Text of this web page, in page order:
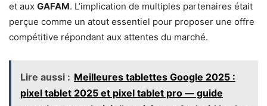
et aux GAFAM. L’implication de multiples partenaires était
perçue comme un atout essentiel pour proposer une offre
compétitive répondant aux attentes du marché.
Lire aussi : Meilleures tablettes Google 2025 :
pixel tablet 2025 et pixel tablet pro — guide